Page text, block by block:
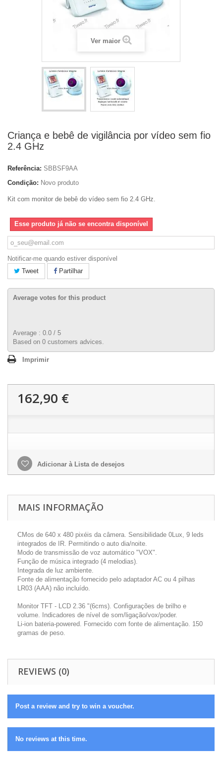
Ver maior
Criança e bebê de vigilância por vídeo sem fio
2.4 GHz
Referência: SBBSF9AA
Condição: Novo produto
Kit com monitor de bebê do vídeo sem fio 2.4 GHz.
Esse produto já não se encontra disponível
Notificar-me quando estiver disponível
Tweet
Partilhar
Average votes for this product
Average : 0.0 / 5
Based on 0 customers advices.
Imprimir
162,90 €
Adicionar à Lista de desejos
MAIS INFORMAÇÃO
CMos de 640 x 480 pixéis da câmera. Sensibilidade 0Lux, 9 leds
integrados de IR. Permitindo o auto dia/noite.
Modo de transmissão de voz automático "VOX".
Função de música integrado (4 melodias).
Integrada de luz ambiente.
Fonte de alimentação fornecido pelo adaptador AC ou 4 pilhas
LR03 (AAA) não incluído.
Monitor TFT - LCD 2.36 "(6cms). Configurações de brilho e
volume. Indicadores de nível de som/ligação/vox/poder.
Li-ion bateria-powered. Fornecido com fonte de alimentação. 150
gramas de peso.
REVIEWS (0)
Post a review and try to win a voucher.
No reviews at this time.